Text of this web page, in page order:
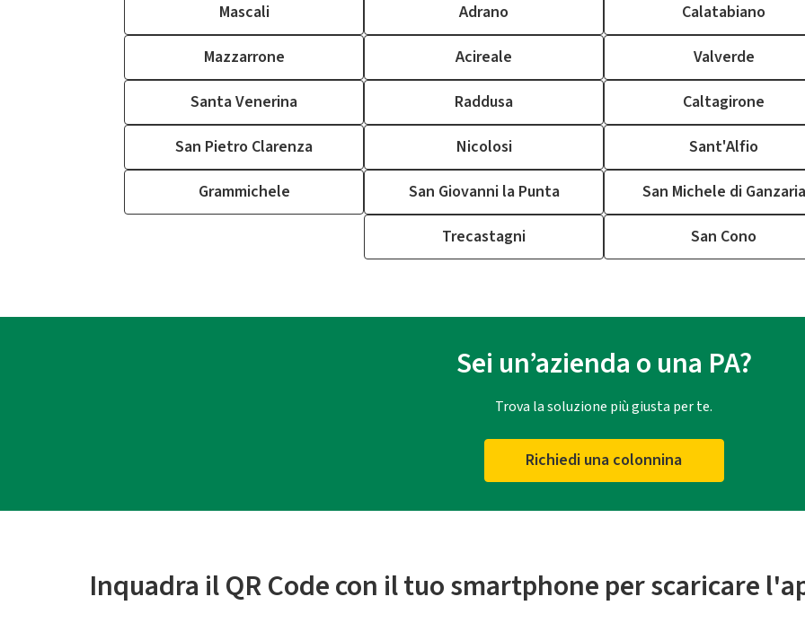
Mascali
Adrano
Calatabiano
Mazzarrone
Acireale
Valverde
Santa Venerina
Raddusa
Caltagirone
San Pietro Clarenza
Nicolosi
Sant'Alfio
Grammichele
San Giovanni la Punta
San Michele di Ganzaria
Trecastagni
San Cono
Sei un’azienda o una PA?
Trova la soluzione più giusta per te.
Richiedi una colonnina
Inquadra il QR Code con il tuo smartphone per scaricare